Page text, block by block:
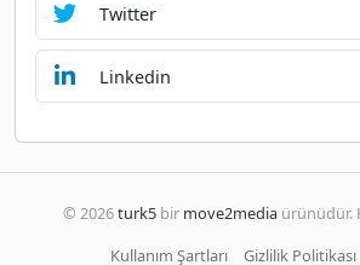
Twitter
Linkedin
© 2026turk5 bir move2media ürünüdür.
Kullanım Şartları
Gizlilik Politikası